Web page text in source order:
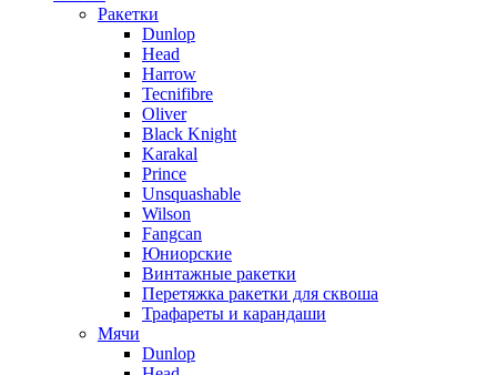
Ракетки
Dunlop
Head
Harrow
Tecnifibre
Oliver
Black Knight
Karakal
Prince
Unsquashable
Wilson
Fangcan
Юниорские
Винтажные ракетки
Перетяжка ракетки для сквоша
Трафареты и карандаши
Мячи
Dunlop